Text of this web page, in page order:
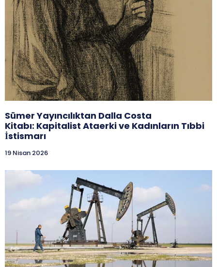
Sümer Yayıncılıktan Dalla Costa
Kitabı: Kapitalist Ataerki ve Kadınların Tıbbi
İstismarı
19 Nisan 2026